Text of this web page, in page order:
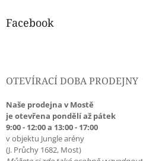
Facebook
OTEVÍRACÍ DOBA PRODEJNY
Naše prodejna v Mostě
je otevřena pondělí až pátek
9:00 - 12:00 a 13:00 - 17:00
v objektu Jungle arény
(J. Průchy 1682, Most)